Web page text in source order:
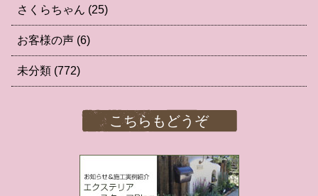
さくらちゃん (25)
お客様の声 (6)
未分類 (772)
こちらもどうぞ